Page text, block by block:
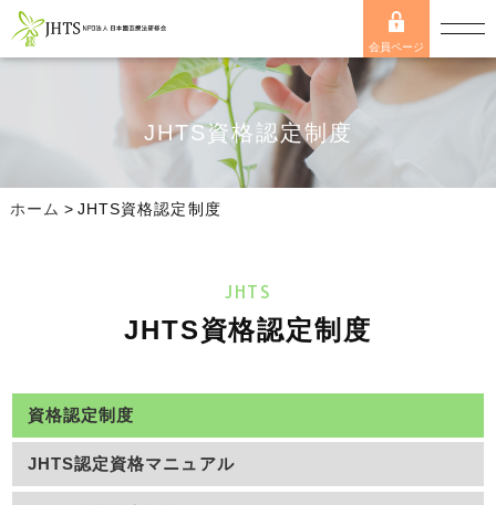
会員ページ
JHTS資格認定制度
ホーム >JHTS資格認定制度
JHTS
JHTS資格認定制度
資格認定制度
JHTS認定資格マニュアル